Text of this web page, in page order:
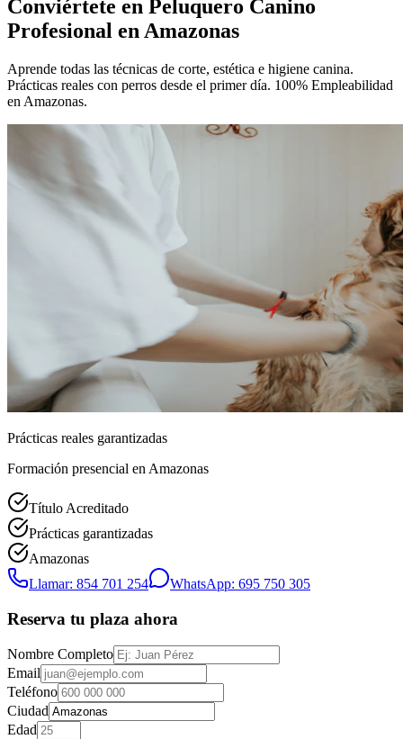
Conviértete en Peluquero Canino
Profesional en Amazonas
Aprende todas las técnicas de corte, estética e higiene canina.
Prácticas reales con perros desde el primer día. 100% Empleabilidad
en Amazonas.
Prácticas reales garantizadas
Formación presencial en Amazonas
Título Acreditado
Prácticas garantizadas
Amazonas
Llamar: 854 701 254
WhatsApp: 695 750 305
Reserva tu plaza ahora
Nombre Completo
Email
Teléfono
Ciudad
Edad